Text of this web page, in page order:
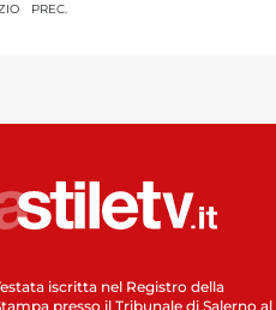
PREC.
iscritta nel Registro della
presso il Tribunale di Salerno al